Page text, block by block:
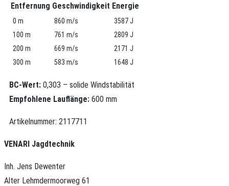
Entfernung Geschwindigkeit Energie
0 m 860 m/s
3587 J
100 m
761 m/s
2809 J
200 m
669 m/s
2171 J
300 m
583 m/s 1648 J
BC-Wert: 0,303 – solide Windstabilität
Empfohlene Lauflänge: 600 mm
Artikelnummer: 2117711
VENARI Jagdtechnik
Inh. Jens Dewenter
Alter Lehmdermoorweg 61